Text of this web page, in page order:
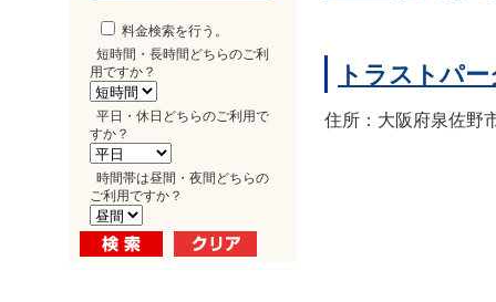
料金検索を行う。
短時間・長時間どちらのご利
用ですか？
平日・休日どちらのご利用で
すか？
時間帯は昼間・夜間どちらの
ご利用ですか？
トラストパ
住所：大阪府泉佐野